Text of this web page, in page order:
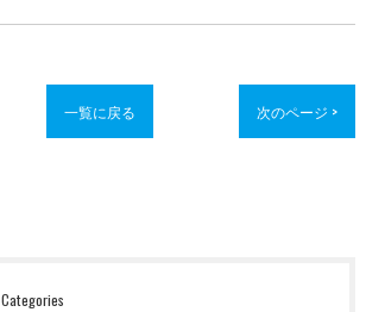
一覧に戻る 次のページ >
Categories